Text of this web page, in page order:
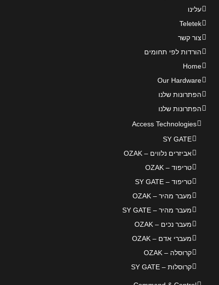
עלינו
Teletek
צור קשר
הורדות לפי תחומים
Home
Our Hardware
הפתרונות שלנו
הפתרונות שלנו
Access Technologies
SY GATE
אביזרים נלווים – OZAK
טריפוד – OZAK
טריפוד – SY GATE
מעבר מהיר – OZAK
מעבר מהיר – SY GATE
מעבר נכים – OZAK
מעברי אדם – OZAK
קרוסלה – OZAK
קרוסלות – SY GATE